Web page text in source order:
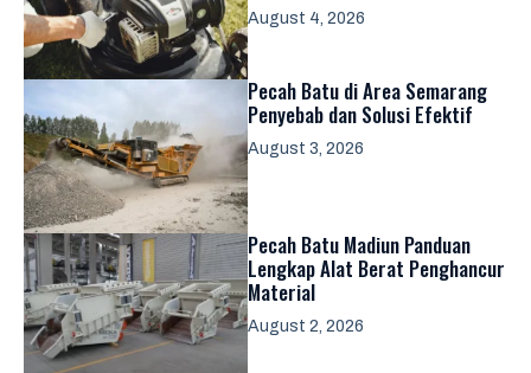
August 4, 2026
Pecah Batu di Area Semarang
Penyebab dan Solusi Efektif
August 3, 2026
Pecah Batu Madiun Panduan
Lengkap Alat Berat Penghancur
Material
August 2, 2026